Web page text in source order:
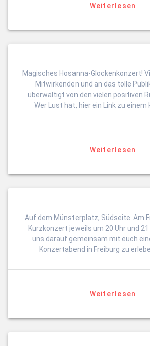
Weiterlesen
Magisches Hosanna-Glockenkonzert!
Mitwirkenden und an das tolle
überwältigt von den vielen positiven
Wer Lust hat, hier ein Link zu einem
Weiterlesen
Auf dem Münsterplatz, Südseite. Am
Kurzkonzert jeweils um 20 Uhr und 21
uns darauf gemeinsam mit euch
Konzertabend in Freiburg zu
Weiterlesen